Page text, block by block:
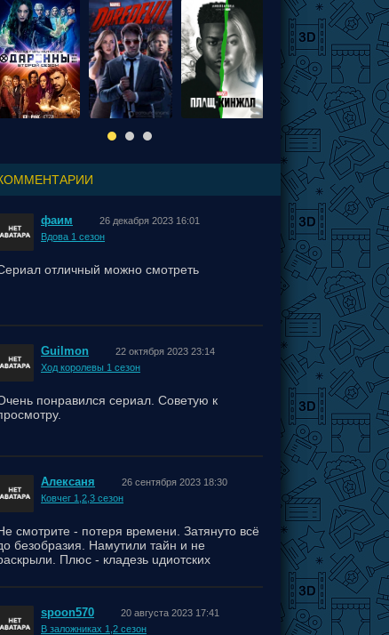
фаим
26 декабря 2023 16:01
Вдова 1 сезон
отличный можно смотреть
Guilmon
22 октября 2023 23:14
Ход королевы 1 сезон
понравился сериал. Советую к
Алексаня
26 сентября 2023 18:30
Ковчег 1,2,3 сезон
смотрите - потеря времени. Затянуто всё
безобразия. Намутили тайн и не
Плюс - кладезь uдиотских
spoon570
20 августа 2023 17:41
В заложниках 1,2 сезон